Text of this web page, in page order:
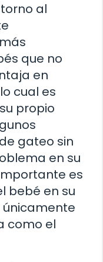
al
que no
en
cual es
propio
gateo sin
en su
es
bebé en su
como el